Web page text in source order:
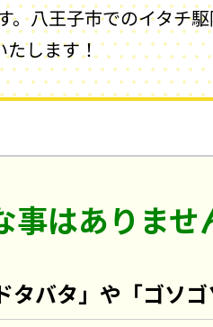
。八王子市でのイタチ
たします！
事はありませ
タバタ」や「ゴソ